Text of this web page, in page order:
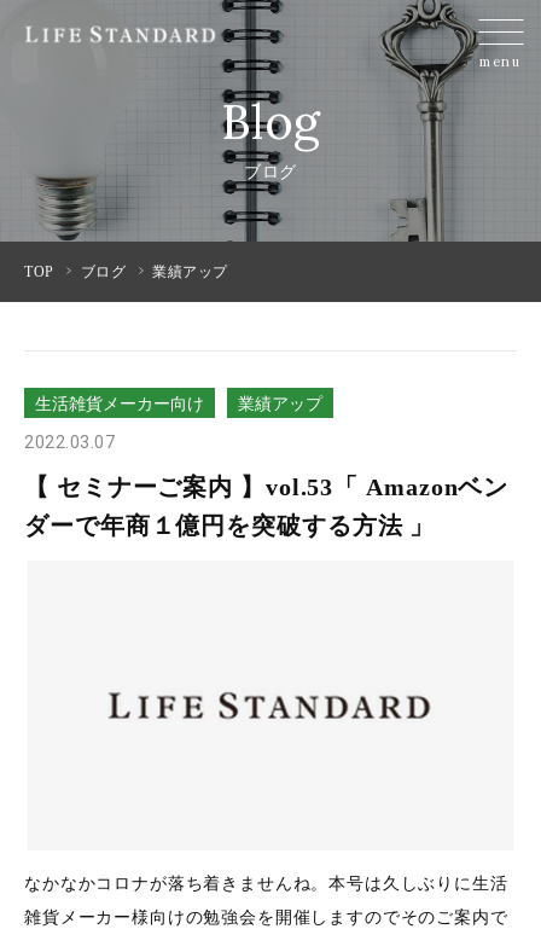
menu
Blog
ブログ
TOP ブログ 業績アップ
生活雑貨メーカー向け 業績アップ
2022.03.07
【 セミナーご案内 】vol.53「 Amazonベン
ダーで年商１億円を突破する方法 」
なかなかコロナが落ち着きませんね。本号は久しぶりに生活
雑貨メーカー様向けの勉強会を開催しますのでそのご案内で